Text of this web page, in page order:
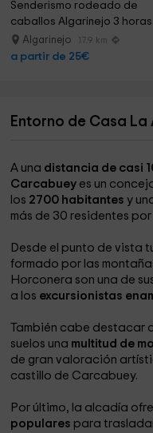
Senderismo rodeado de
caballos Algarinejo 3 horas
Algarinejo 17.9 km
a partir de 25€
Entorno de Casa La
A una distancia de casi
Carcabuey es un
los 2700 habitantes y
más de 30 residentes
Desde el punto de vista
formado por las
Horconera son una de
a los excursionistas
También cabe destacar
suelos una multitud de
de gran valoración
castillo de Carcabuey.
Por último, la alcadía
populares para